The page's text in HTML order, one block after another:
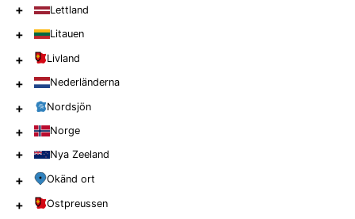
+ Lettland
+ Litauen
+ Livland
+ Nederländerna
+ Nordsjön
+ Norge
+ Nya Zeeland
+ Okänd ort
+ Ostpreussen